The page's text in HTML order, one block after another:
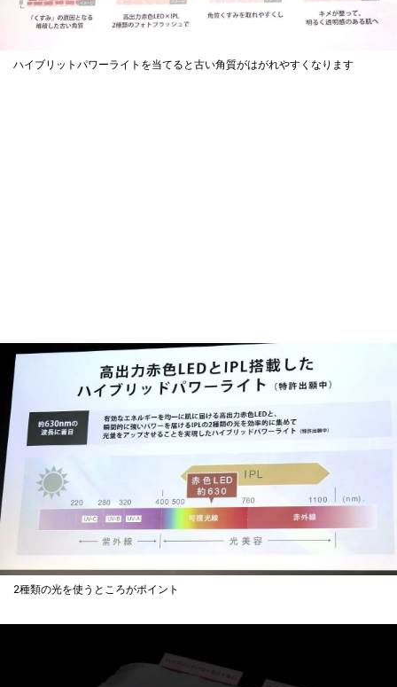
ハイブリットパワーライトを当てると古い角質がはがれやすくなります
2種類の光を使うところがポイント